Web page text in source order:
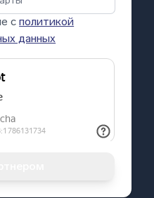
сполитикой
данных